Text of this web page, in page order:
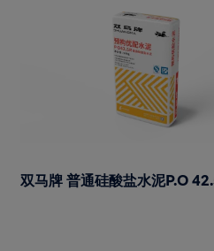
双马牌 普通硅酸盐水泥P.O